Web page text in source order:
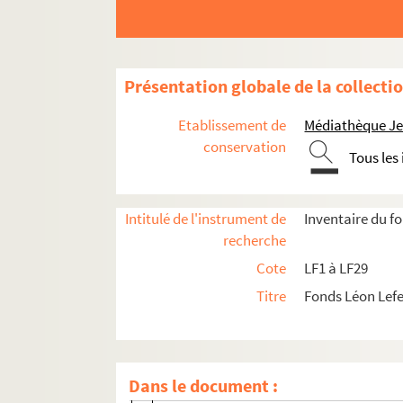
Présentation globale de la
Etablissement de
conservation
Médiathèque
Tous
Intitulé de l'instrument de
recherche
Inventaire du
Cote
LF1 à LF29
Titre
Fonds Léon
Dans le document :
LF1. Histoire du Nord de Lille
LF1-1. Villes de la région du Nord,
LF1-5-1. La Bourse et la Grande Place